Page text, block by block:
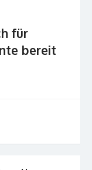
für
bereit